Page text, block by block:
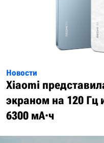
Новости
Xiaomi
экраном на 120 Гц
6300 мА·ч